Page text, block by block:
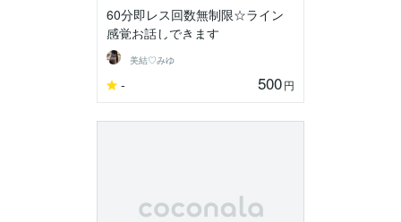
60分即レス回数無制限☆ライン
感覚お話しできます
美結♡みゆ
- 500円